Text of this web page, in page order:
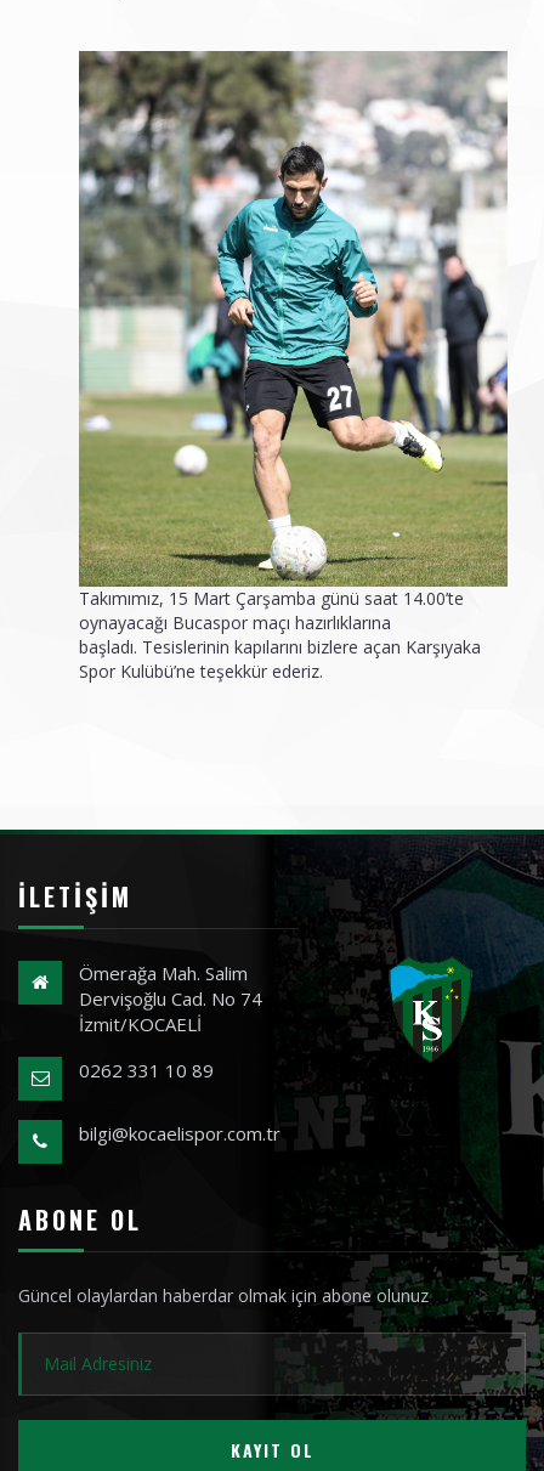
Takımımız, 15 Mart Çarşamba günü saat 14.00’te
oynayacağı Bucaspor maçı hazırlıklarına
başladı. Tesislerinin kapılarını bizlere açan Karşıyaka
Spor Kulübü’ne teşekkür ederiz.
İLETIŞIM
Ömerağa Mah. Salim
Dervişoğlu Cad. No 74
İzmit/KOCAELİ
0262 331 10 89
bilgi@kocaelispor.com.tr
ABONE OL
Güncel olaylardan haberdar olmak için abone olunuz
KAYIT OL